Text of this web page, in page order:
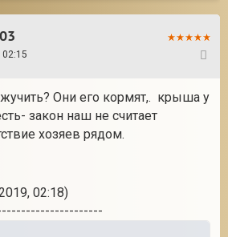
02:15
Они его кормят,. крыша у
закон наш не считает
хозяев рядом.
02:18)